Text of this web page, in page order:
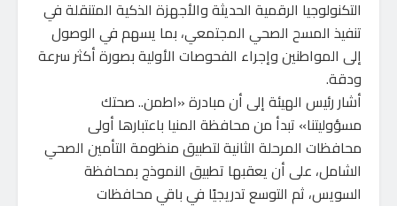
التكنولوجيا الرقمية الحديثة والأجهزة الذكية المتنقلة في
تنفيذ المسح الصحي المجتمعي، بما يسهم في الوصول
إلى المواطنين وإجراء الفحوصات الأولية بصورة أكثر سرعة
ودقة.
أشار رئيس الهيئة إلى أن مبادرة «اطمن.. صحتك
مسؤوليتنا» تبدأ من محافظة المنيا باعتبارها أولى
محافظات المرحلة الثانية لتطبيق منظومة التأمين الصحي
الشامل، على أن يعقبها تطبيق النموذج بمحافظة
السويس، ثم التوسع تدريجيًا في باقي محافظات